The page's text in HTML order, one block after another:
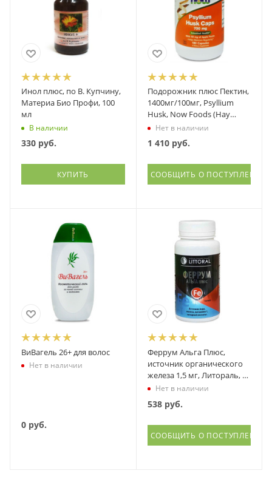
Инол плюс, по В. Купчину,
Материа Био Профи, 100
мл
В наличии
330 руб.
КУПИТЬ
Подорожник плюс Пектин,
1400мг/100мг, Psyllium
Husk, Now Foods (Нау
фудс), 180 капсул
Нет в наличии
1 410руб.
СООБЩИТЬ О ПОСТУПЛЕНИИ
ВиВагель 26+ для волос
Нет в наличии
0 руб.
Феррум Альга Плюс,
источник органического
железа 1,5 мг, Литораль, 90
капсул
Нет в наличии
538руб.
СООБЩИТЬ О ПОСТУПЛЕНИИ